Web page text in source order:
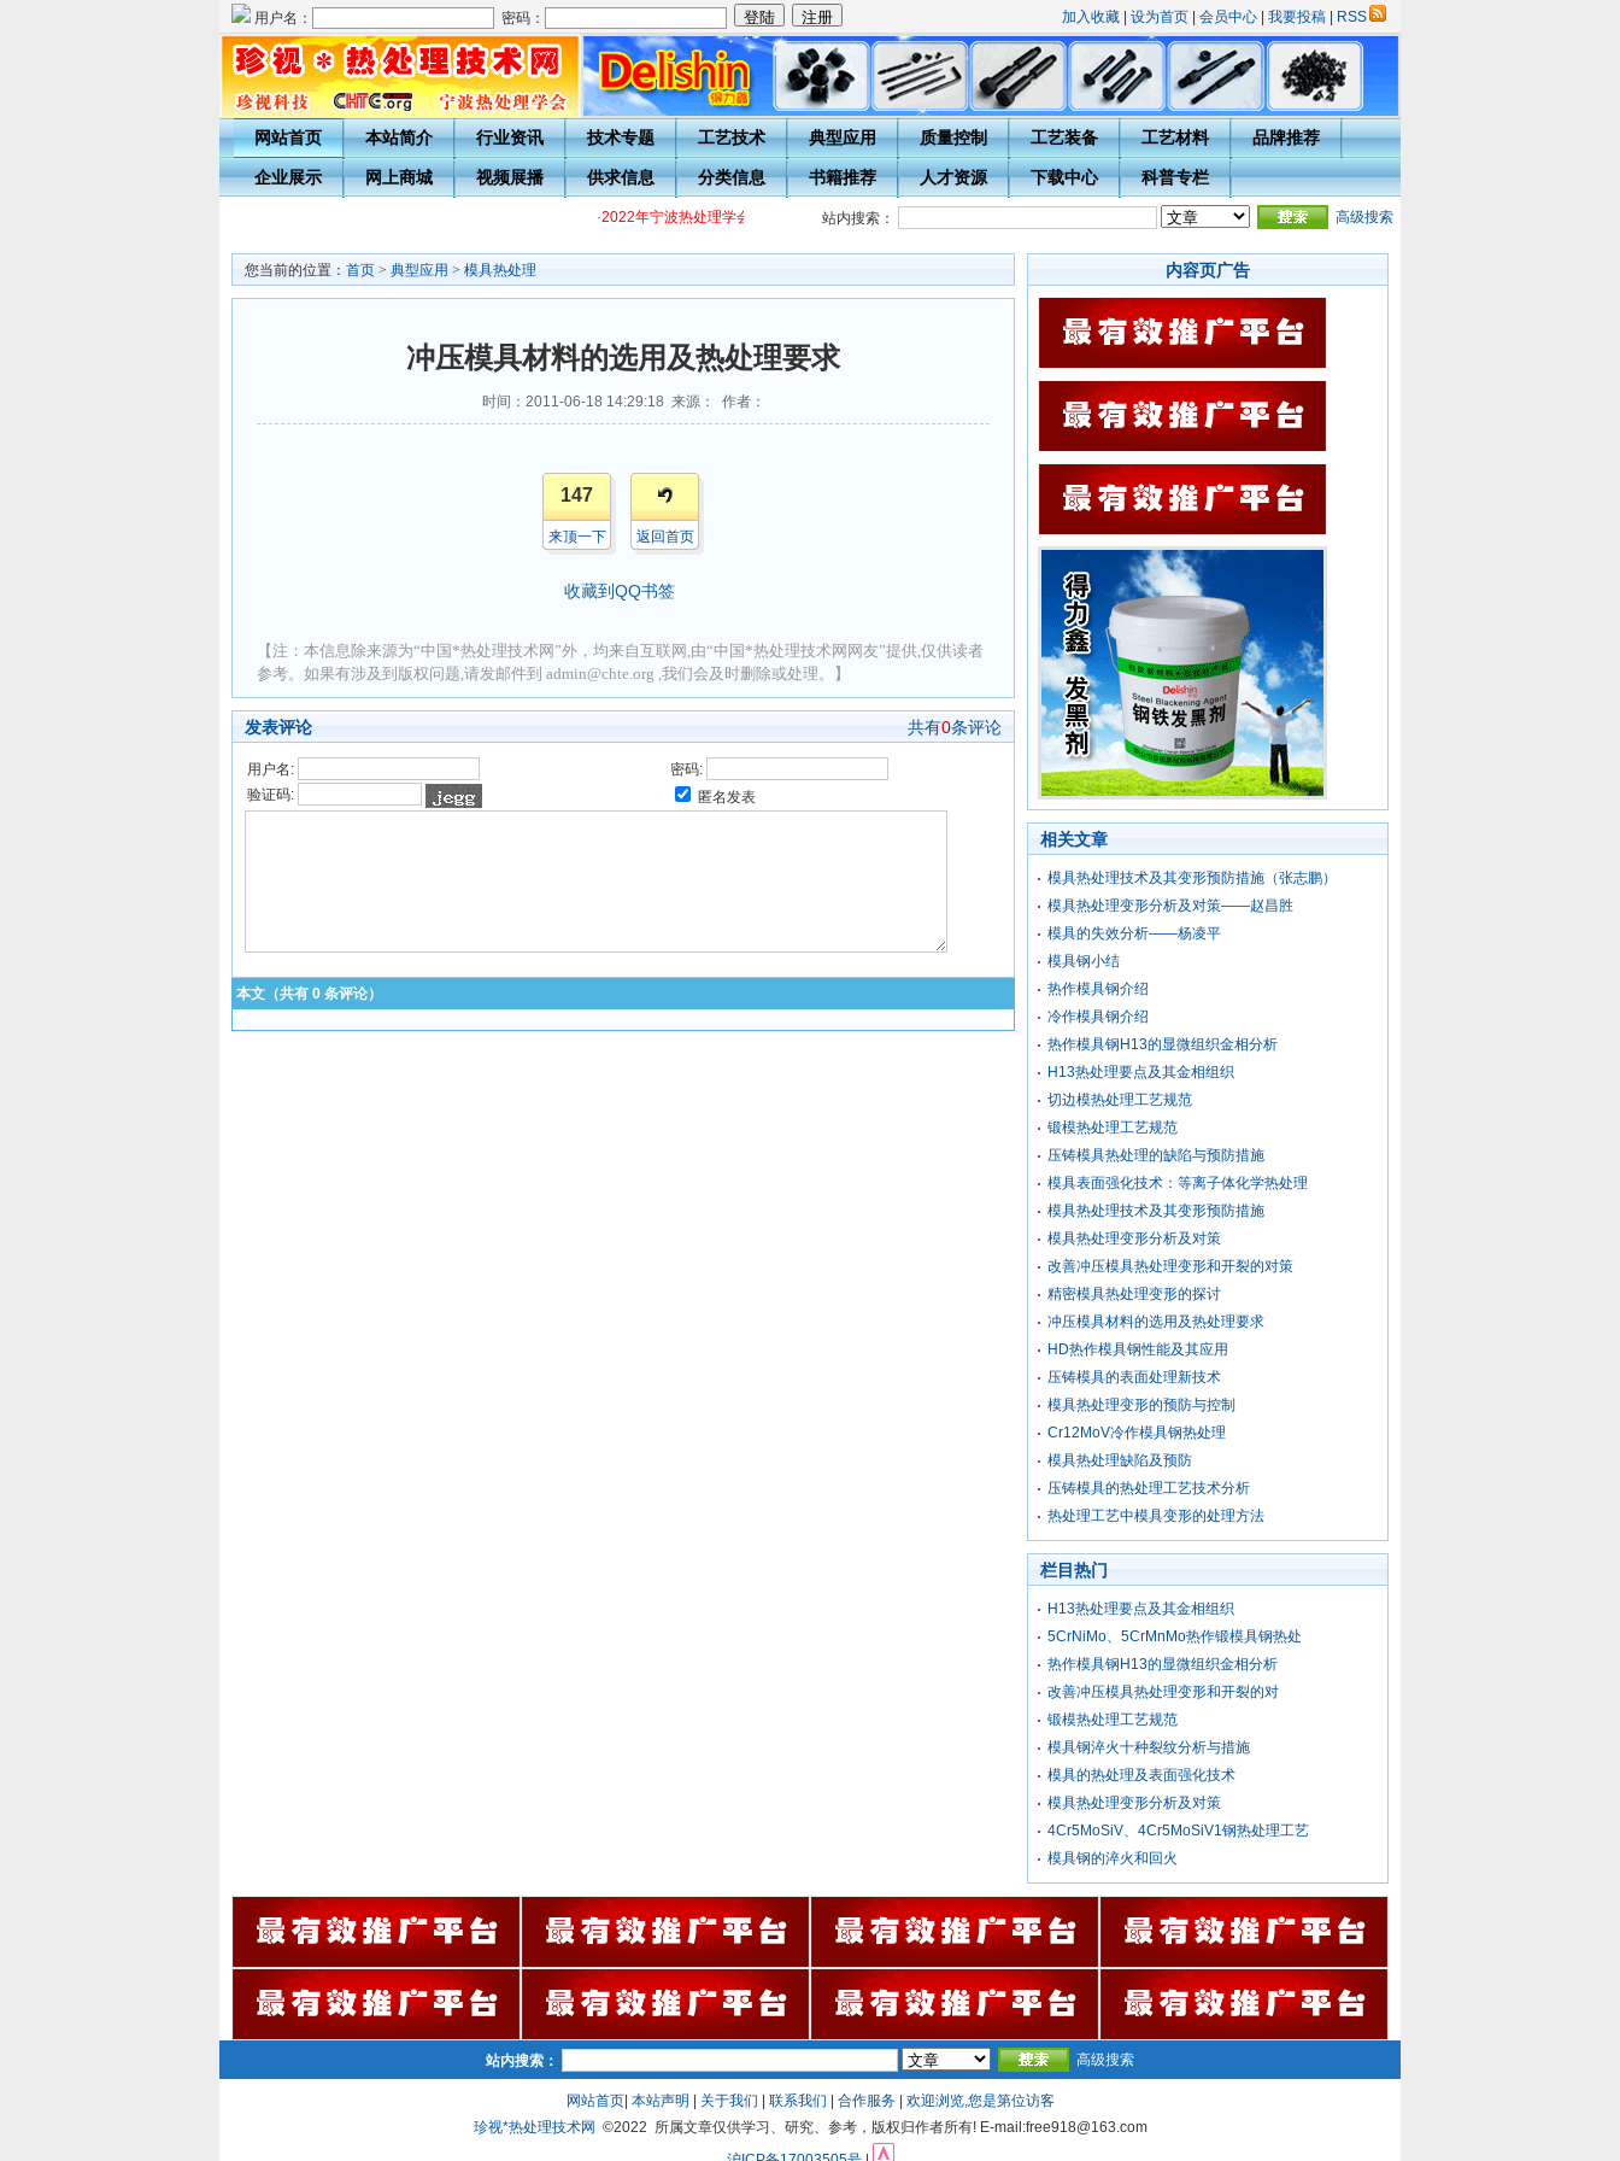
用户名： 密码： 加入收藏 设为首页 会员中心 我要投稿 RSS
网站首页 本站简介 行业资讯 技术专题 工艺技术 典型应用 质量控制 工艺装备 工艺材料 品牌推荐
企业展示 网上商城 视频展播 供求信息 分类信息 书籍推荐 人才资源 下载中心 科普专栏
2022年宁波热处理学会各级热处理工培训通知 热处理技术网投稿指南 · 宁波市热处理学会会员入会须知
站内搜索： 高级搜索
您当前的位置： 首页 > 典型应用 > 模具热处理
冲压模具材料的选用及热处理要求
时间：2011-06-18 14:29:18 来源： 作者：
147
来顶一下 返回首页
收藏到QQ书签
【注：本信息除来源为“中国*热处理技术网”外，均来自互联网,由“中国*热处理技术网网友”提供,仅供读者
参考。如果有涉及到版权问题,请发邮件到 admin@chte.org ,我们会及时删除或处理。】
发表评论 共有0条评论
用户名:
密码:
验证码:
匿名发表
本文（共有 0 条评论）
内容页广告
相关文章
模具热处理技术及其变形预防措施（张志鹏）
模具热处理变形分析及对策——赵昌胜
模具的失效分析——杨凌平
模具钢小结
热作模具钢介绍
冷作模具钢介绍
热作模具钢H13的显微组织金相分析
H13热处理要点及其金相组织
切边模热处理工艺规范
锻模热处理工艺规范
压铸模具热处理的缺陷与预防措施
模具表面强化技术：等离子体化学热处理
模具热处理技术及其变形预防措施
模具热处理变形分析及对策
改善冲压模具热处理变形和开裂的对策
精密模具热处理变形的探讨
冲压模具材料的选用及热处理要求
HD热作模具钢性能及其应用
压铸模具的表面处理新技术
模具热处理变形的预防与控制
Cr12MoV冷作模具钢热处理
模具热处理缺陷及预防
压铸模具的热处理工艺技术分析
热处理工艺中模具变形的处理方法
栏目热门
H13热处理要点及其金相组织
5CrNiMo、5CrMnMo热作锻模具钢热处
热作模具钢H13的显微组织金相分析
改善冲压模具热处理变形和开裂的对
锻模热处理工艺规范
模具钢淬火十种裂纹分析与措施
模具的热处理及表面强化技术
模具热处理变形分析及对策
4Cr5MoSiV、4Cr5MoSiV1钢热处理工艺
模具钢的淬火和回火
站内搜索： 高级搜索
网站首页| 本站声明 关于我们 联系我们 合作服务| 欢迎浏览,您是第位访客
珍视*热处理技术网 ©2022 所属文章仅供学习、研究、参考，版权归作者所有! E-mail:free918@163.com